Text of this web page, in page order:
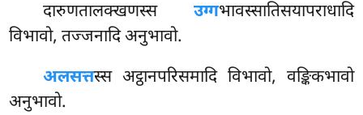
दारुणतालक्खणस्स उग्गभावस्सातिसयापराधादि
विभावो, तज्जनादि अनुभावो.
अलसत्तस्स अट्ठानपरिसमादि विभावो, वङ्किकभावो
अनुभावो.